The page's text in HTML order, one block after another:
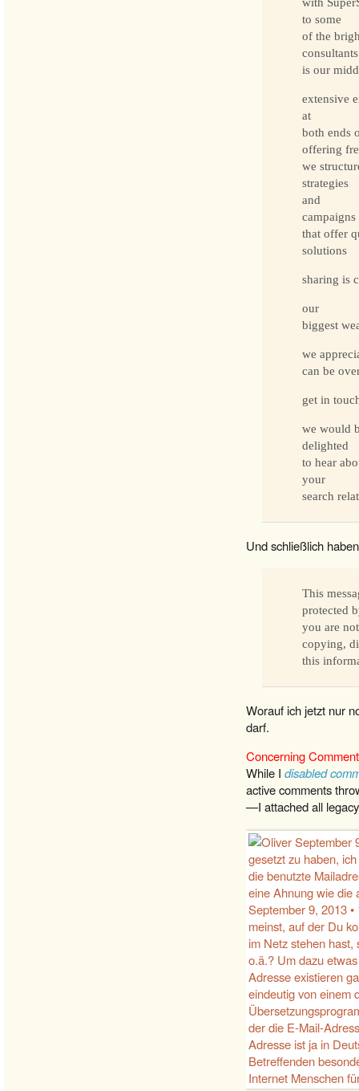
to some
of the
is our
extensive
at
both ends
offering
we
strategies
and
campaigns
that offer
solutions
sharing is
our
biggest
we
can be
get in
we would
delighted
to hear
your
search
Und schließlich
This
protected
you are
copying,
this
Worauf ich jetzt nur
darf.
Concerning
While I disabled
active comments
—I attached all